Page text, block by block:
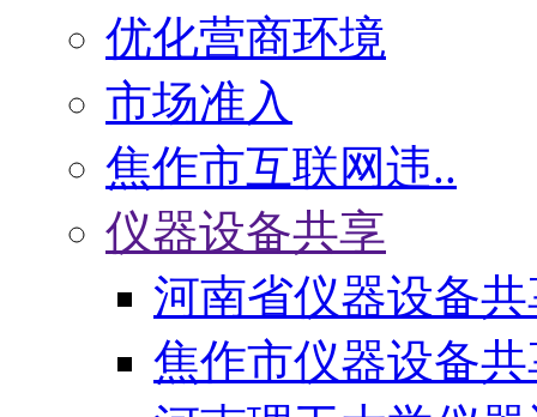
优化营商环境
市场准入
焦作市互联网违..
仪器设备共享
河南省仪器设备
焦作市仪器设备